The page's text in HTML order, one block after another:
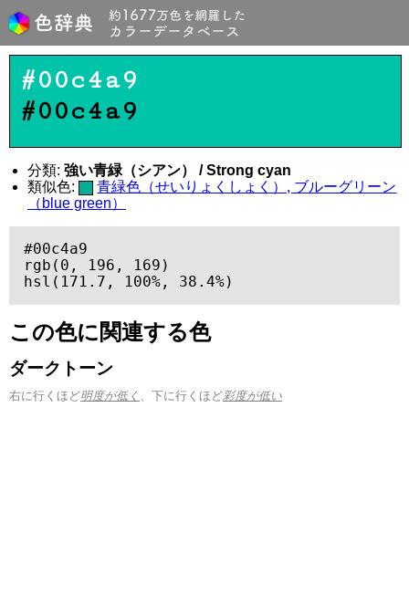
#00c4a9
#00c4a9
分類: 強い青緑（シアン） / Strong cyan
類似色:
青緑色（せいりょくしょく）, ブルーグリーン
（blue green）
#00c4a9
rgb(0, 196, 169)
hsl(171.7, 100%, 38.4%)
この色に関連する色
ダークトーン
右に行くほど明度が低く 、下に行くほど彩度が低い